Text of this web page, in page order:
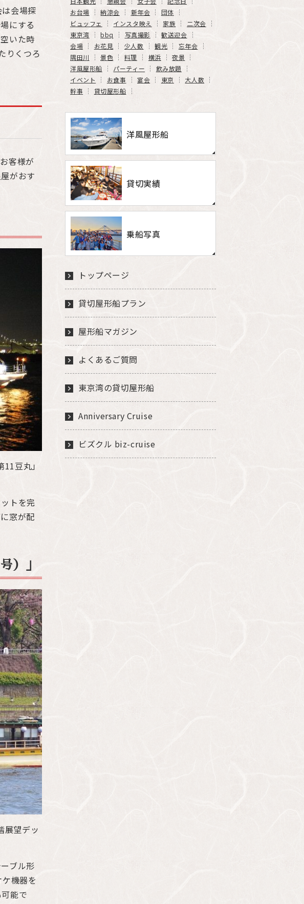
会場探
にする
いた時
りくつろ
客様が
がおす
豆丸」
トを完
窓が配
）」
展望デッ
ブル形
機器を
能で
お台場
納涼会 新年会
団体
ビュッフェ
インスタ映え 家族
二次会
東京湾
bbq 写真撮影
歓送迎会
会場
お花見 少人数 観光
忘年会
隅田川
景色 料理 横浜
夜景
洋風屋形船
パーティー
飲み放題
イベント
お食事 宴会 東京
大人数
幹事
貸切屋形船
洋風屋形船
貸切実績
乗船写真
トップページ
貸切屋形船プラン
屋形船マガジン
よくあるご質問
東京湾の貸切屋形船
Anniversary Cruise
ビズクル biz-cruise